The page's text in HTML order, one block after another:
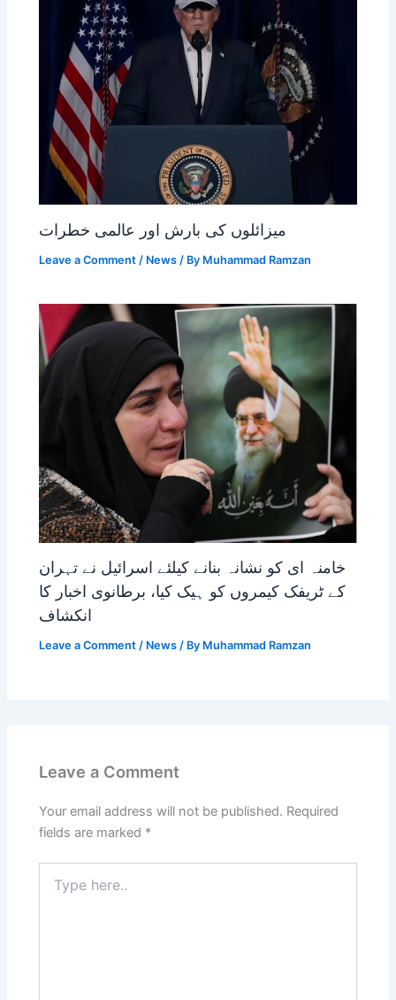
میزائلوں کی بارش اور عالمی خطرات
Leave a Comment / News / By Muhammad Ramzan
خامنہ ای کو نشانہ بنانے کیلئے اسرائیل نے تہران
کے ٹریفک کیمروں کو ہیک کیا، برطانوی اخبار کا
انکشاف
Leave a Comment / News / By Muhammad Ramzan
Leave a Comment
Your email address will not be published. Required
fields are marked *
here..